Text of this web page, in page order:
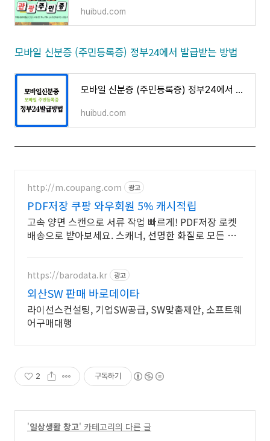
huibud.com
모바일 신분증 (주민등록증) 정부24에서 발급받는 방법
모바일 신분증 (주민등록증) 정부24에서 발급받는 방법
huibud.com
http://m.coupang.com 광고
PDF저장 쿠팡 와우회원 5% 캐시적립
고속 양면 스캔으로 서류 작업 빠르게! PDF저장 로켓
배송으로 받아보세요. 스캐너, 선명한 화질로 모든 문
https://barodata.kr 광고
외산SW 판매 바로데이타
라이선스컨설팅, 기업SW공급, SW맞춤제안, 소프트웨
어구매대행
2 구독하기
'일상생활 창고' 카테고리의 다른 글